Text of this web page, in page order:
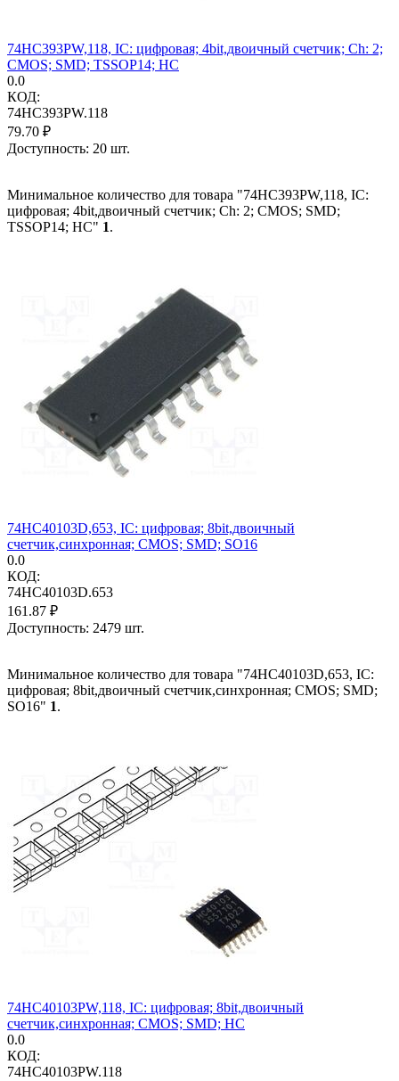
74HC393PW,118, IC: цифровая; 4bit,двоичный счетчик; Ch: 2;
CMOS; SMD; TSSOP14; HC
0.0
КОД:
74HC393PW.118
79.70 ₽
Доступность: 20 шт.
Минимальное количество для товара "74HC393PW,118, IC:
цифровая; 4bit,двоичный счетчик; Ch: 2; CMOS; SMD;
TSSOP14; HC" 1.
74HC40103D,653, IC: цифровая; 8bit,двоичный
счетчик,синхронная; CMOS; SMD; SO16
0.0
КОД:
74HC40103D.653
161.87 ₽
Доступность: 2479 шт.
Минимальное количество для товара "74HC40103D,653, IC:
цифровая; 8bit,двоичный счетчик,синхронная; CMOS; SMD;
SO16" 1.
74HC40103PW,118, IC: цифровая; 8bit,двоичный
счетчик,синхронная; CMOS; SMD; HC
0.0
КОД:
74HC40103PW.118